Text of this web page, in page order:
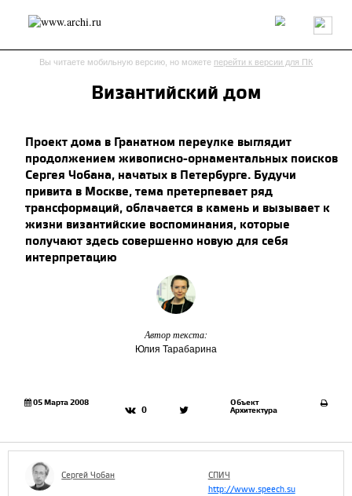
Россия Мир Технологии Интерьер Пресса
Архитекторы
Журнал
Интервью Исследование
Мнение
Обзор
Объект
Результаты конкурса
Репортаж
Рецензия Архитектура
Выставка
Дизайн
Иностранцы в России
Интерьер
Книги
Наследие Образование
Урбанистика
Эко
Вы читаете мобильную версию, но можете перейти к версии для ПК
Византийский дом
Проект дома в Гранатном переулке выглядит
продолжением живописно-орнаментальных поисков
Сергея Чобана, начатых в Петербурге. Будучи
привита в Москве, тема претерпевает ряд
трансформаций, облачается в камень и вызывает к
жизни византийские воспоминания, которые
получают здесь совершенно новую для себя
интерпретацию
Автор текста:
Юлия Тарабарина
05 Марта 2008
0
Объект
Архитектура
Сергей Чобан
СПИЧ
http://www.speech.su